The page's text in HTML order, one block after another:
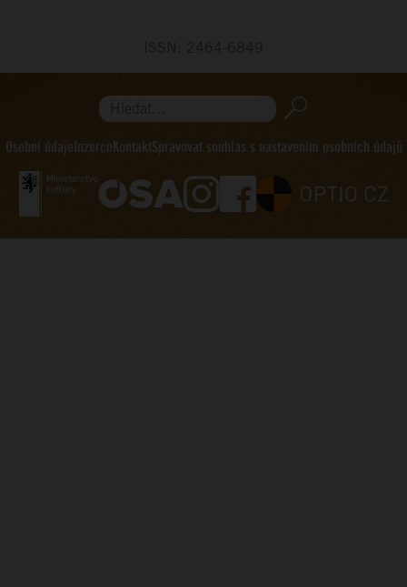
Hledat...
Osobní údajeInzerceKontaktSpravovat souhlas s nastavením osobních údajů